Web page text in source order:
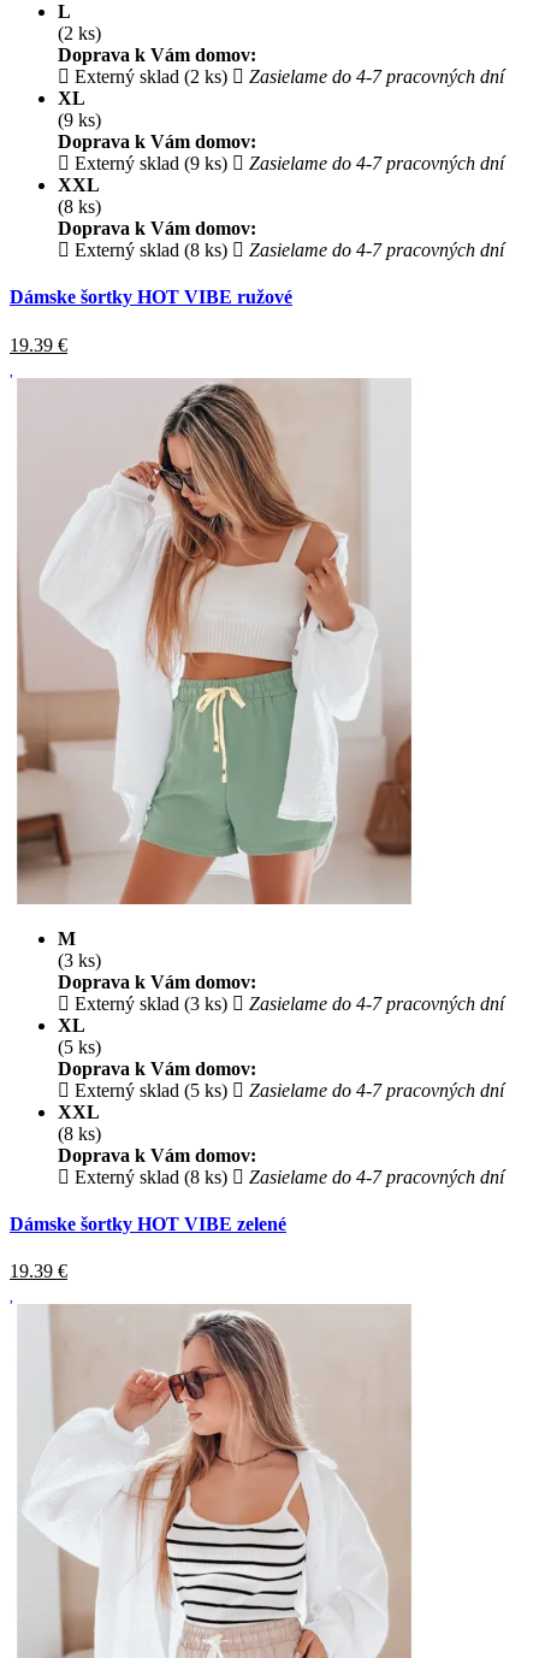
L
(2 ks)
Doprava k Vám domov:
Externý sklad (2 ks)
Zasielame do 4-7 pracovných dní
XL
(9 ks)
Doprava k Vám domov:
Externý sklad (9 ks)
Zasielame do 4-7 pracovných dní
XXL
(8 ks)
Doprava k Vám domov:
Externý sklad (8 ks)
Zasielame do 4-7 pracovných dní
Dámske šortky HOT VIBE ružové
19.39 €
M
(3 ks)
Doprava k Vám domov:
Externý sklad (3 ks)
Zasielame do 4-7 pracovných dní
XL
(5 ks)
Doprava k Vám domov:
Externý sklad (5 ks)
Zasielame do 4-7 pracovných dní
XXL
(8 ks)
Doprava k Vám domov:
Externý sklad (8 ks)
Zasielame do 4-7 pracovných dní
Dámske šortky HOT VIBE zelené
19.39 €